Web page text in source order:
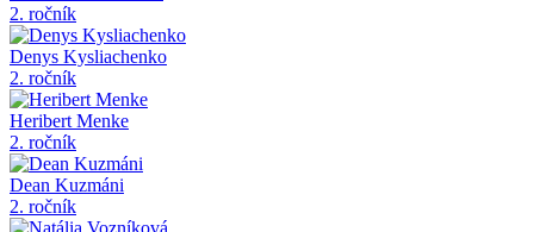
2. ročník
Denys Kysliachenko
2. ročník
Heribert Menke
2. ročník
Dean Kuzmáni
2. ročník